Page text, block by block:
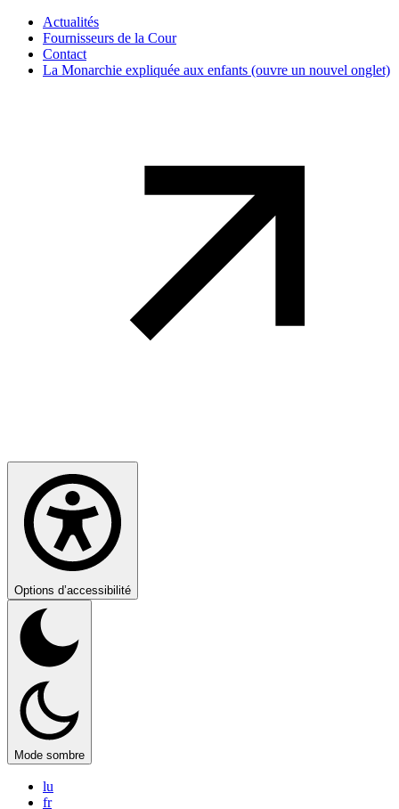
Actualités
Fournisseurs de la Cour
Contact
La Monarchie expliquée aux enfants (ouvre un nouvel onglet)
Options d’accessibilité
Mode sombre
lu
fr